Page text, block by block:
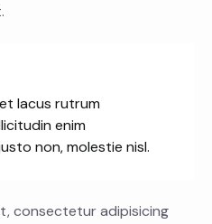
lacus rutrum
enim
non, molestie nisl.
consectetur adipisicing